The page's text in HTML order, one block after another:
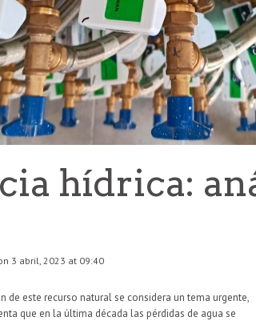
hídrica:
3 abril, 2023 at 09:40
de este recurso natural se considera un tema urgente,
que en la última década las pérdidas de agua se